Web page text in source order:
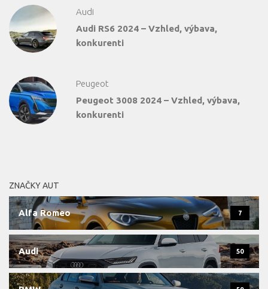
Audi
Audi RS6 2024 – Vzhled, výbava,
konkurenti
Peugeot
Peugeot 3008 2024 – Vzhled, výbava,
konkurenti
ZNAČKY AUT
Alfa Romeo 7
Audi 50